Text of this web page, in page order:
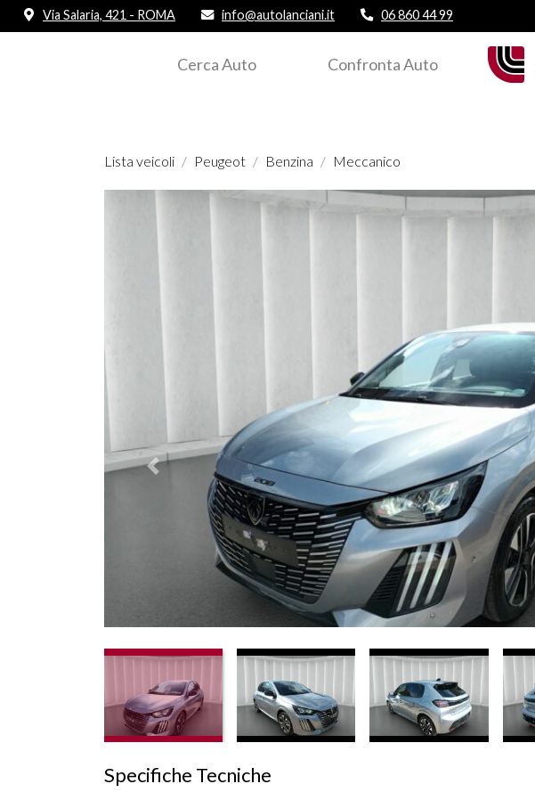
Via Salaria, 421 - ROMA info@autolanciani.it 06 860 44 99
Cerca Auto Confronta Auto
Lista veicoli Peugeot Benzina Meccanico
Prededente
Specifiche Tecniche